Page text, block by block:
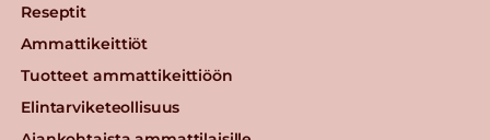
Reseptit
Ammattikeittiöt
Tuotteet ammattikeittiöön
Elintarviketeollisuus